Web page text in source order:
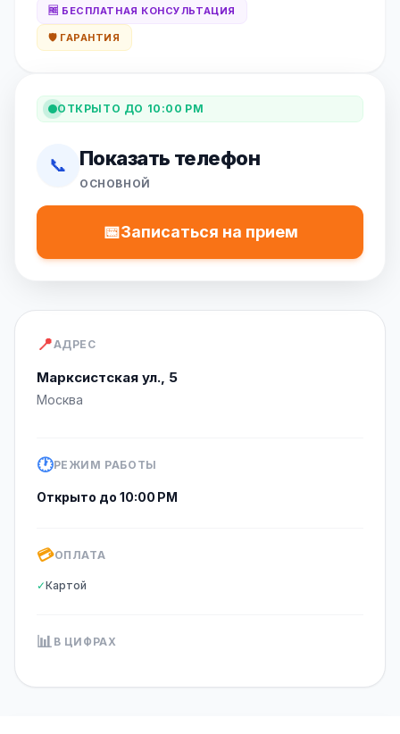
🆓 БЕСПЛАТНАЯ КОНСУЛЬТАЦИЯ
🛡️ ГАРАНТИЯ
ОТКРЫТО ДО 10:00 PM
📞 Показать телефон
ОСНОВНОЙ
📅Записаться на прием
📍АДРЕС
Марксистская ул., 5
Москва
🕐РЕЖИМ РАБОТЫ
Открыто до 10:00 PM
💳ОПЛАТА
✓Картой
📊 В ЦИФРАХ